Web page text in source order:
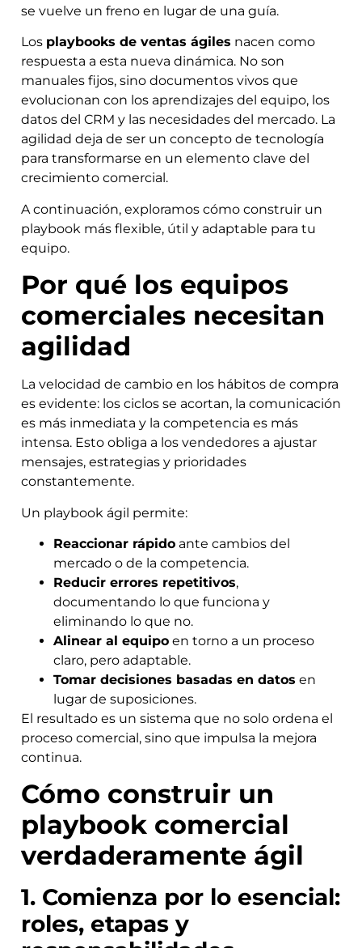
se vuelve un freno en lugar de una guía.
Los playbooks de ventas ágiles nacen como
respuesta a esta nueva dinámica. No son
manuales fijos, sino documentos vivos que
evolucionan con los aprendizajes del equipo, los
datos del CRM y las necesidades del mercado. La
agilidad deja de ser un concepto de tecnología
para transformarse en un elemento clave del
crecimiento comercial.
A continuación, exploramos cómo construir un
playbook más flexible, útil y adaptable para tu
equipo.
Por qué los equipos
comerciales necesitan
agilidad
La velocidad de cambio en los hábitos de compra
es evidente: los ciclos se acortan, la comunicación
es más inmediata y la competencia es más
intensa. Esto obliga a los vendedores a ajustar
mensajes, estrategias y prioridades
constantemente.
Un playbook ágil permite:
Reaccionar rápido ante cambios del
mercado o de la competencia.
Reducir errores repetitivos,
documentando lo que funciona y
eliminando lo que no.
Alinear al equipo en torno a un proceso
claro, pero adaptable.
Tomar decisiones basadas en datos en
lugar de suposiciones.
El resultado es un sistema que no solo ordena el
proceso comercial, sino que impulsa la mejora
continua.
Cómo construir un
playbook comercial
verdaderamente ágil
1. Comienza por lo esencial:
roles, etapas y